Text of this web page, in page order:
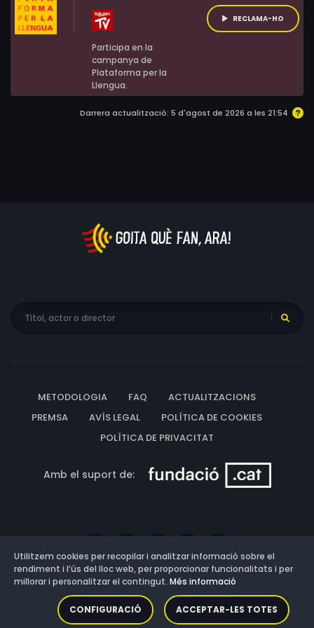
No obstant això, la por a una inquietant premonició
s'apodera d'ella: té la sensació que s'aveïna una
Participa en la
campanya de
Plataforma per la
Llengua.
RECLAMA-HO
Darrera actualització: 5 d'agost de 2026 a les 21:54
METODOLOGIA FAQ
ACTUALITZACIONS
PREMSA
AVÍS LEGAL
POLÍTICA DE COOKIES
POLÍTICA DE PRIVACITAT
Amb el suport de:
Versió: 3.13.0.202607011342
Utilitzem cookies per recopilar i analitzar informació sobre el
rendiment i l’ús del lloc web, per proporcionar funcionalitats i per
millorar i personalitzar el contingut. Més informació
CONFIGURACIÓ ACCEPTAR-LES TOTES